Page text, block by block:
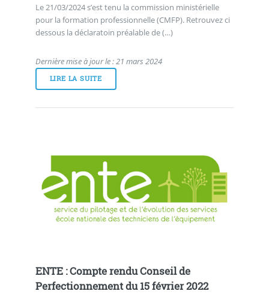
Le 21/03/2024 s’est tenu la commission ministérielle
pour la formation professionnelle (CMFP). Retrouvez ci
dessous la déclaratoin préalable de (…)
Dernière mise à jour le : 21 mars 2024
LIRE LA SUITE
ENTE : Compte rendu Conseil de
Perfectionnement du 15 février 2022